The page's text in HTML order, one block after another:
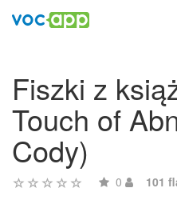
Fiszki z
Touch of
Cody)
0 101